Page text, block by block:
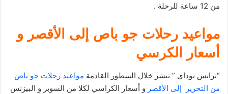
من 12 ساعة للرحلة .
مواعيد رحلات جو باص إلى الأقصر و
أسعار الكرسي
“ترانس توداي ” تنشر خلال السطور القادمة مواعيد رحلات جو باص
من التحرير إلى الأقصر و أسعار الكراسي لكلا من السوبر و البيزنس